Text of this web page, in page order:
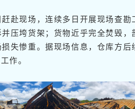
赴现场，连续多日开展现场查勘
压垮货架；货物近乎完全焚毁，
失惨重。据现场信息，仓库方后
作。